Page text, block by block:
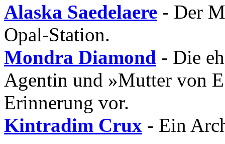
Alaska Saedelaere - Der
Opal-Station.
Mondra Diamond - Die
Agentin und »Mutter von
Erinnerung vor.
Kintradim Crux - Ein